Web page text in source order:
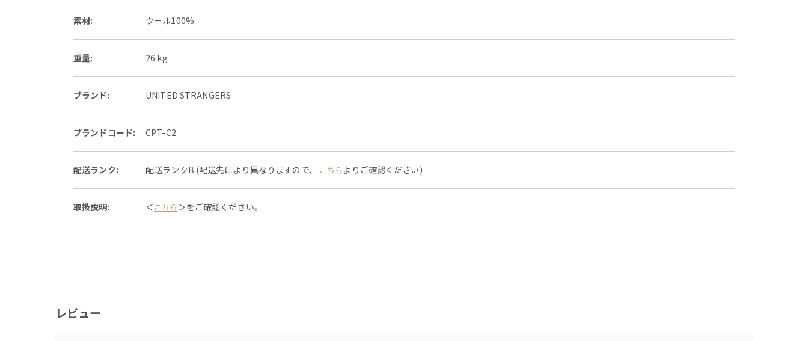
素材: ウール100%
重量: 26 kg
ブランド: UNITED STRANGERS
ブランドコード: CPT-C2
配送ランク: 配送ランクB (配送先により異なりますので、 こちら よりご確認ください)
取扱説明: ＜こちら ＞をご確認ください。
レビュー